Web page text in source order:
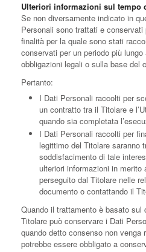
Ulteriori informazioni sul tempo
Se non diversamente indicato in
Personali sono trattati e
finalità per la quale sono stati
conservati per un periodo più
obbligazioni legali o sulla base del
Pertanto:
I Dati Personali raccolti per
un contratto tra il Titolare e
quando sia completata
I Dati Personali raccolti per
legittimo del Titolare saranno
soddisfacimento di tale
ulteriori informazioni in merito
perseguito dal Titolare nelle
documento o contattando il
Quando il trattamento è basato sul
Titolare può conservare i Dati
quando detto consenso non
potrebbe essere obbligato a